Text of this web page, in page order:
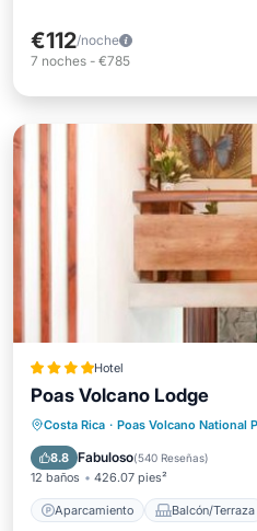
€112/noche
7 noches - €785
Hotel
Poas Volcano Lodge
Costa Rica · Poas Volcano National
8.8 Fabuloso(540 Reseñas)
12 baños 426.07 pies²
Aparcamiento Balcón/Terraza
Aparcamiento
Vistas
Internet